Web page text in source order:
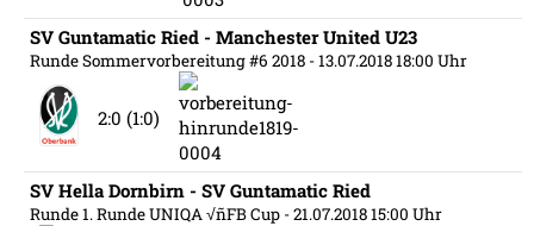
SV Guntamatic Ried - Manchester United U23
Runde Sommervorbereitung #6 2018 - 13.07.2018 18:00 Uhr
2:0 (1:0)
SV Hella Dornbirn - SV Guntamatic Ried
Runde 1. Runde UNIQA √ñFB Cup - 21.07.2018 15:00 Uhr